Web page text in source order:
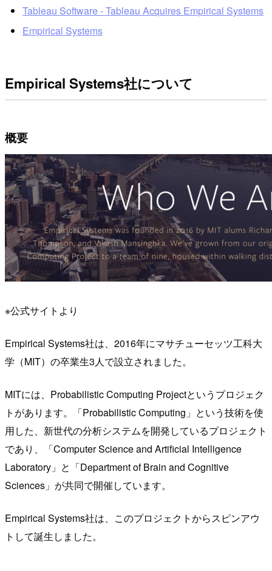
Tableau Software - Tableau Acquires Empirical Systems
Empirical Systems
Empirical Systems社について
概要
※公式サイトより
Empirical Systems社は、2016年にマサチューセッツ工科大
学（MIT）の卒業生3人で設立されました。
MITには、Probabilistic Computing Projectというプロジェク
トがあります。「Probabilistic Computing」という技術を使
用した、新世代の分析システムを開発しているプロジェクト
であり、「Computer Science and Artificial Intelligence
Laboratory」と「Department of Brain and Cognitive
Sciences」が共同で開催しています。
Empirical Systems社は、このプロジェクトからスピンアウ
トして誕生しました。